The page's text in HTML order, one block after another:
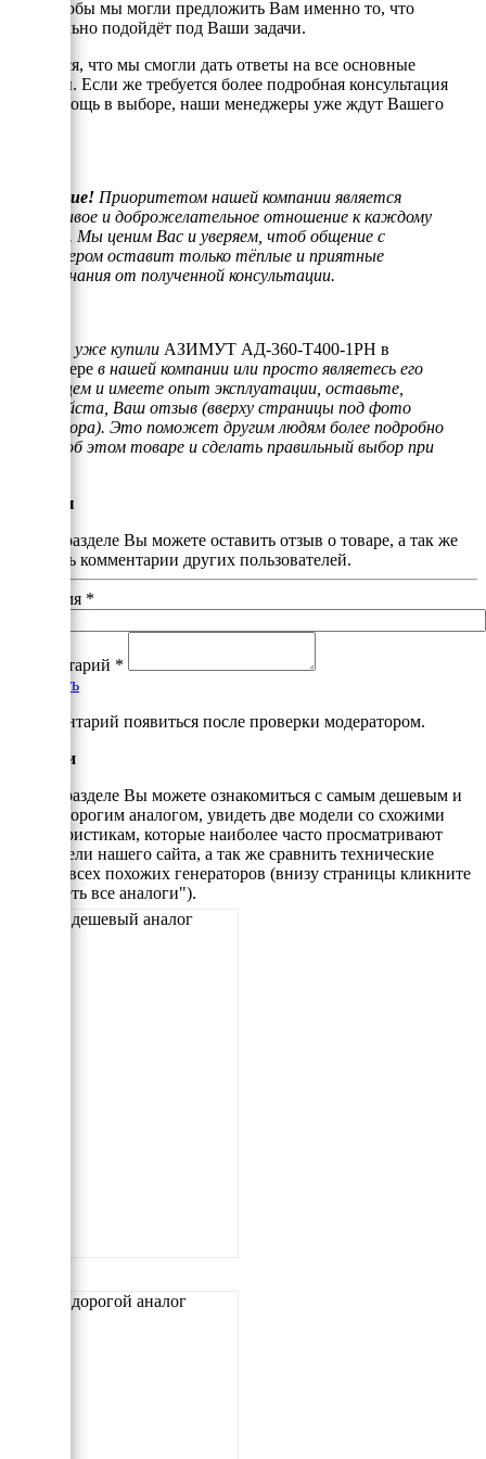
того, чтобы мы могли предложить Вам именно то, что
оптимально подойдёт под Ваши задачи.
Надеемся, что мы смогли дать ответы на все основные
вопросы. Если же требуется более подробная консультация
или помощь в выборе, наши менеджеры уже ждут Вашего
Внимание! Приоритетом нашей компании является
отзывчивое и доброжелательное отношение к каждому
клиенту. Мы ценим Вас и уверяем, чтоб общение с
менеджером оставит только тёплые и приятные
воспоминания от полученной консультации.
Если Вы уже купили АЗИМУТ АД-360-Т400-1РН в
контейнере в нашей компании или просто являетесь его
владельцем и имеете опыт эксплуатации, оставьте,
пожалуйста, Ваш отзыв (вверху страницы под фото
генератора). Это поможет другим людям более подробно
узнать об этом товаре и сделать правильный выбор при
Отзывы
В этом разделе Вы можете оставить отзыв о товаре, а так же
почитать комментарии других пользователей.
Ваше имя *
Комментарий *
Добавить
*Комментарий появиться после проверки модератором.
Аналоги
В этом разделе Вы можете ознакомиться с самым дешевым и
самым дорогим аналогом, увидеть две модели со схожими
характеристикам, которые наиболее часто просматривают
посетители нашего сайта, а так же сравнить технические
данные всех похожих генераторов (внизу страницы кликните
"Смотреть все аналоги").
Самый дешевый аналог
Самый дорогой аналог